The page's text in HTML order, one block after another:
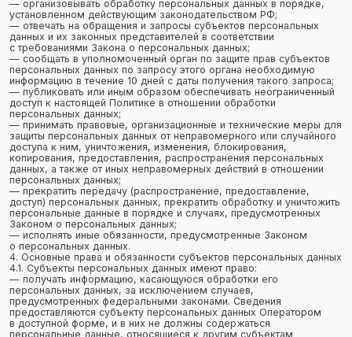
законные основания для раскрытия таких персональных данных.
Перечень информации и порядок ее получения установлен
Законом о персональных данных;
— требовать от оператора уточнения его персональных данных,
их блокирования или уничтожения в случае, если персональные
данные являются неполными, устаревшими, неточными,
незаконно полученными или не являются необходимыми для
заявленной цели обработки, а также принимать предусмотренные
законом меры по защите своих прав;
— выдвигать условие предварительного согласия при обработке
персональных данных в целях продвижения на рынке товаров,
работ и услуг;
— на отзыв согласия на обработку персональных данных, а также,
на направление требования о прекращении обработки
персональных данных;
— обжаловать в уполномоченный орган по защите прав субъектов
персональных данных или в судебном порядке неправомерные
действия или бездействие Оператора при обработке его
персональных данных;
— на осуществление иных прав, предусмотренных
законодательством РФ.
4.2. Субъекты персональных данных обязаны:
— предоставлять Оператору достоверные данные о себе;
— сообщать Оператору об уточнении (обновлении, изменении)
своих персональных данных.
4.3. Лица, передавшие Оператору недостоверные сведения
о себе, либо сведения о другом субъекте персональных данных
без согласия последнего, несут ответственность в соответствии
с законодательством РФ.
5. Принципы обработки персональных данных
5.1. Обработка персональных данных осуществляется на законной
и справедливой основе.
5.2. Обработка персональных данных ограничивается
достижением конкретных, заранее определенных и законных
целей. Не допускается обработка персональных данных,
несовместимая с целями сбора персональных данных.
5.3. Не допускается объединение баз данных, содержащих
персональные данные, обработка которых осуществляется